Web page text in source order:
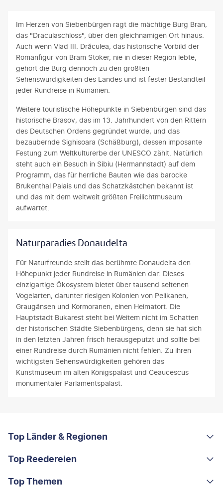
Im Herzen von Siebenbürgen ragt die mächtige Burg Bran,
das "Draculaschloss", über den gleichnamigen Ort hinaus.
Auch wenn Vlad III. Drăculea, das historische Vorbild der
Romanfigur von Bram Stoker, nie in dieser Region lebte,
gehört die Burg dennoch zu den größten
Sehenswürdigkeiten des Landes und ist fester Bestandteil
jeder Rundreise in Rumänien.
Weitere touristische Höhepunkte in Siebenbürgen sind das
historische Brasov, das im 13. Jahrhundert von den Rittern
des Deutschen Ordens gegründet wurde, und das
bezaubernde Sighisoara (Schäßburg), dessen imposante
Festung zum Weltkulturerbe der UNESCO zählt. Natürlich
steht auch ein Besuch in Sibiu (Hermannstadt) auf dem
Programm, das für herrliche Bauten wie das barocke
Brukenthal Palais und das Schatzkästchen bekannt ist
und das mit dem weltweit größten Freilichtmuseum
aufwartet.
Naturparadies Donaudelta
Für Naturfreunde stellt das berühmte Donaudelta den
Höhepunkt jeder Rundreise in Rumänien dar: Dieses
einzigartige Ökosystem bietet über tausend seltenen
Vogelarten, darunter riesigen Kolonien von Pelikanen,
Graugänsen und Kormoranen, einen Heimatort. Die
Hauptstadt Bukarest steht bei Weitem nicht im Schatten
der historischen Städte Siebenbürgens, denn sie hat sich
in den letzten Jahren frisch herausgeputzt und sollte bei
einer Rundreise durch Rumänien nicht fehlen. Zu ihren
wichtigsten Sehenswürdigkeiten gehören das
Kunstmuseum im alten Königspalast und Ceaucescus
monumentaler Parlamentspalast.
Footer navigation
Top Länder & Regionen
Portugal
Albanien
Top Reedereien
AIDA
Top Themen